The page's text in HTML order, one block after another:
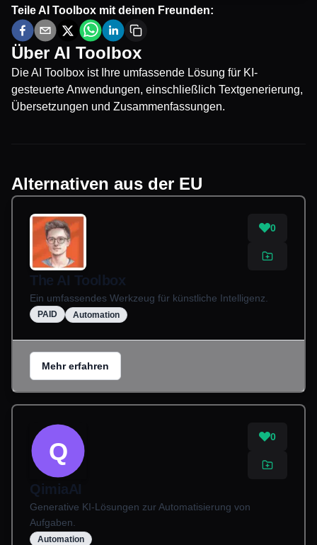
TeileAI Toolbox mit deinen Freunden:
Über AI Toolbox
Die AI Toolbox ist Ihre umfassende Lösung für KI-
gesteuerte Anwendungen, einschließlich Textgenerierung,
Übersetzungen und Zusammenfassungen.
Alternativen aus der EU
0
The AI Toolbox
Ein umfassendes Werkzeug für künstliche Intelligenz.
PAID Automation
Mehr erfahren
Q
0
QimiaAI
Generative KI-Lösungen zur Automatisierung von
Aufgaben.
Automation